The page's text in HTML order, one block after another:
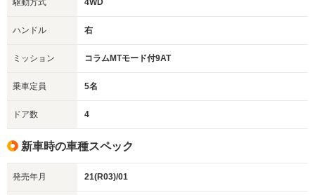
駆動方式 4WD
ハンドル 右
ミッション コラムMTモード付9AT
乗車定員 5名
ドア数 4
新車時の車種スペック
発売年月 21(R03)/01